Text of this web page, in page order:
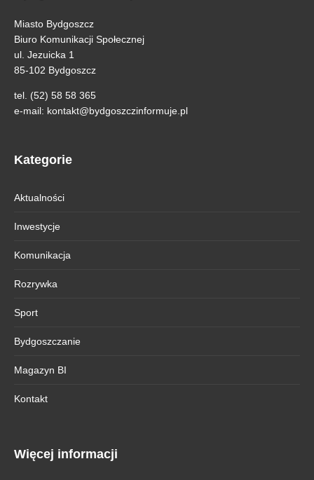
Miasto Bydgoszcz
Biuro Komunikacji Społecznej
ul. Jezuicka 1
85-102 Bydgoszcz
tel. (52) 58 58 365
e-mail: kontakt@bydgoszczinformuje.pl
Kategorie
Aktualności
Inwestycje
Komunikacja
Rozrywka
Sport
Bydgoszczanie
Magazyn BI
Kontakt
Więcej informacji